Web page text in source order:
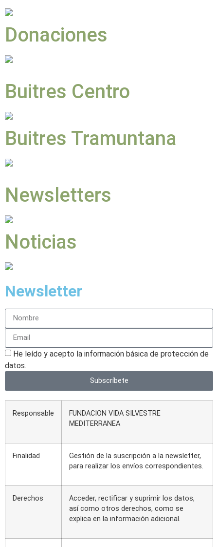
Donaciones
Buitres Centro
Buitres Tramuntana
Newsletters
Noticias
Newsletter
He leído y acepto la información básica de protección de
datos.
Subscríbete
Responsable
FUNDACION VIDA SILVESTRE
MEDITERRANEA
Finalidad
Gestión de la suscripción a la newsletter,
para realizar los envíos correspondientes.
Derechos
Acceder, rectificar y suprimir los datos,
así como otros derechos, como se
explica en la información adicional.